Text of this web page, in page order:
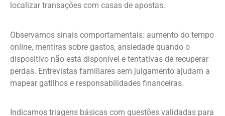
localizar transações com casas de apostas.
Observamos sinais comportamentais: aumento do tempo
online, mentiras sobre gastos, ansiedade quando o
dispositivo não está disponível e tentativas de recuperar
perdas. Entrevistas familiares sem julgamento ajudam a
mapear gatilhos e responsabilidades financeiras.
Indicamos triagens básicas com questões validadas para